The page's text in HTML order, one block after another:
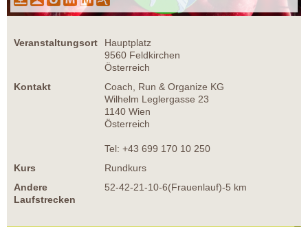
Veranstaltungsort
Hauptplatz
9560 Feldkirchen
Österreich
Kontakt
Coach, Run & Organize KG
Wilhelm Leglergasse 23
1140 Wien
Österreich
Tel: +43 699 170 10 250
Kurs
Rundkurs
Andere
Laufstrecken
52-42-21-10-6(Frauenlauf)-5 km